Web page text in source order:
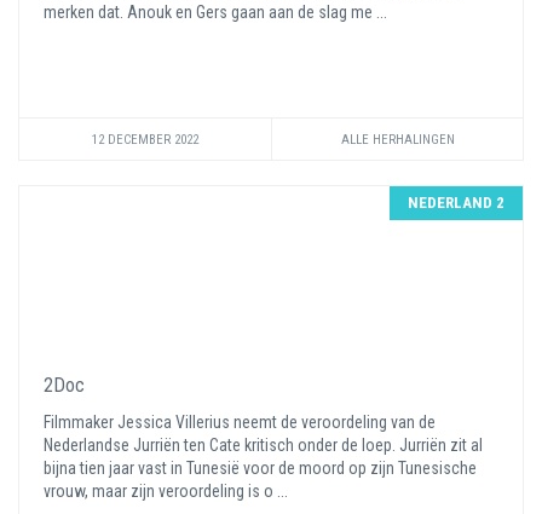
merken dat. Anouk en Gers gaan aan de slag me ...
12 DECEMBER 2022 ALLE HERHALINGEN
NEDERLAND 2
2Doc
Filmmaker Jessica Villerius neemt de veroordeling van de
Nederlandse Jurriën ten Cate kritisch onder de loep. Jurriën zit al
bijna tien jaar vast in Tunesië voor de moord op zijn Tunesische
vrouw, maar zijn veroordeling is o ...